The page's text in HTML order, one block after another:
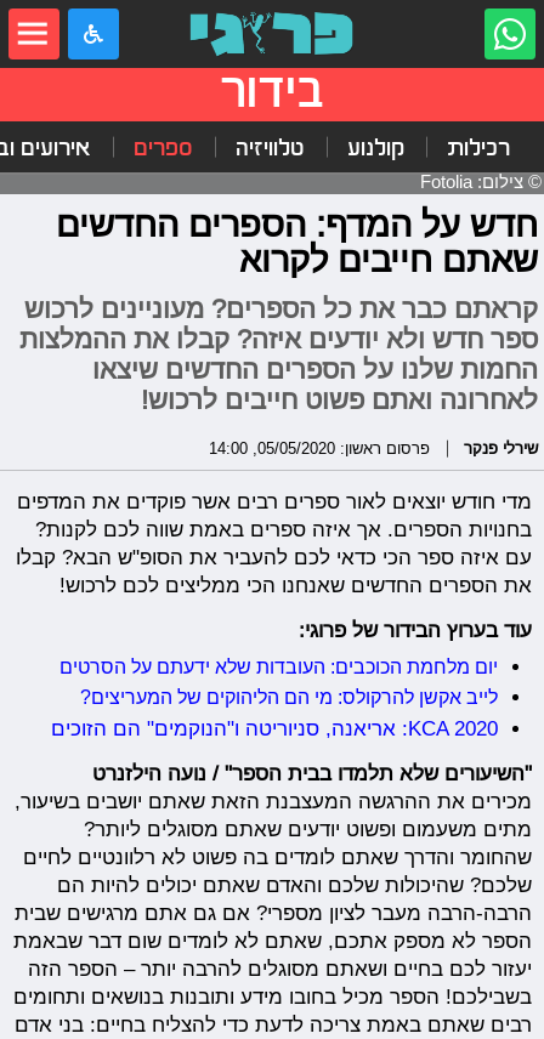
בידור
רכילות קולנוע טלוויזיה ספרים אירועים
© צילום: Fotolia
חדש על המדף: הספרים החדשים
שאתם חייבים לקרוא
קראתם כבר את כל הספרים? מעוניינים לרכוש
ספר חדש ולא יודעים איזה? קבלו את ההמלצות
החמות שלנו על הספרים החדשים שיצאו
לאחרונה ואתם פשוט חייבים לרכוש!
שירלי פנקר פרסום ראשון: 05/05/2020, 14:00
מדי חודש יוצאים לאור ספרים רבים אשר פוקדים את המדפים
בחנויות הספרים. אך איזה ספרים באמת שווה לכם לקנות?
עם איזה ספר הכי כדאי לכם להעביר את הסופ"ש הבא? קבלו
את הספרים החדשים שאנחנו הכי ממליצים לכם לרכוש!
עוד בערוץ הבידור של פרוגי:
יום מלחמת הכוכבים: העובדות שלא ידעתם על הסרטים
לייב אקשן להרקולס: מי הם הליהוקים של המעריצים?
KCA 2020: אריאנה, סניוריטה ו"הנוקמים" הם הזוכים
"השיעורים שלא תלמדו בבית הספר" / נועה הילזנרט
מכירים את ההרגשה המעצבנת הזאת שאתם יושבים בשיעור,
מתים משעמום ופשוט יודעים שאתם מסוגלים ליותר?
שהחומר והדרך שאתם לומדים בה פשוט לא רלוונטיים לחיים
שלכם? שהיכולות שלכם והאדם שאתם יכולים להיות הם
הרבה-הרבה מעבר לציון מספרי? אם גם אתם מרגישים שבית
הספר לא מספק אתכם, שאתם לא לומדים שום דבר שבאמת
יעזור לכם בחיים ושאתם מסוגלים להרבה יותר – הספר הזה
בשבילכם! הספר מכיל בחובו מידע ותובנות בנושאים ותחומים
רבים שאתם באמת צריכה לדעת כדי להצליח בחיים: בני אדם